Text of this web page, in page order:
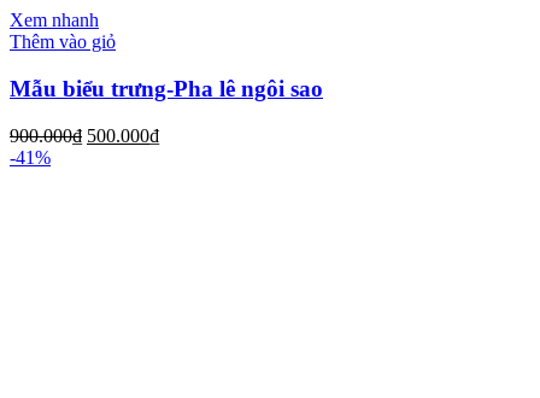
Xem nhanh
Thêm vào giỏ
Mẫu biểu trưng-Pha lê ngôi sao
900.000₫ 500.000₫
-41%